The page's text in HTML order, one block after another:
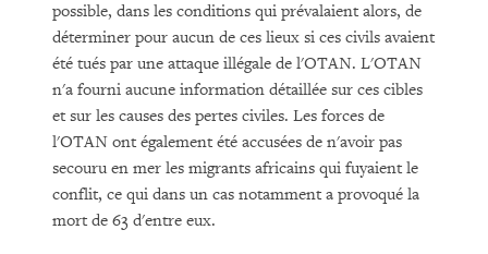
possible, dans les conditions qui prévalaient alors, de
déterminer pour aucun de ces lieux si ces civils avaient
été tués par une attaque illégale de l'OTAN. L'OTAN
n'a fourni aucune information détaillée sur ces cibles
et sur les causes des pertes civiles. Les forces de
l'OTAN ont également été accusées de n'avoir pas
secouru en mer les migrants africains qui fuyaient le
conflit, ce qui dans un cas notamment a provoqué la
mort de 63 d'entre eux.